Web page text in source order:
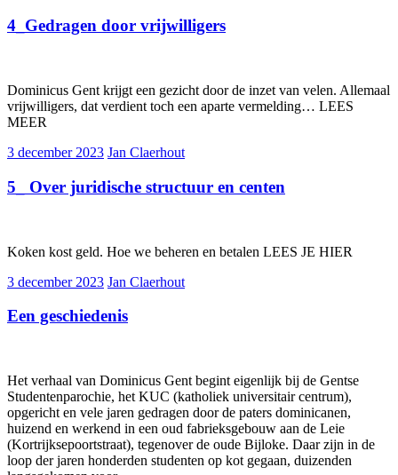
4_Gedragen door vrijwilligers
Dominicus Gent krijgt een gezicht door de inzet van velen. Allemaal
vrijwilligers, dat verdient toch een aparte vermelding… LEES
MEER
3 december 2023 Jan Claerhout
5_ Over juridische structuur en centen
Koken kost geld. Hoe we beheren en betalen LEES JE HIER
3 december 2023 Jan Claerhout
Een geschiedenis
Het verhaal van Dominicus Gent begint eigenlijk bij de Gentse
Studentenparochie, het KUC (katholiek universitair centrum),
opgericht en vele jaren gedragen door de paters dominicanen,
huizend en werkend in een oud fabrieksgebouw aan de Leie
(Kortrijksepoortstraat), tegenover de oude Bijloke. Daar zijn in de
loop der jaren honderden studenten op kot gegaan, duizenden